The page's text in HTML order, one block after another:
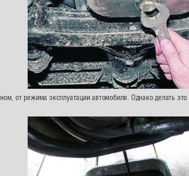
от режима эксплуатации автомобиля. Однако делать